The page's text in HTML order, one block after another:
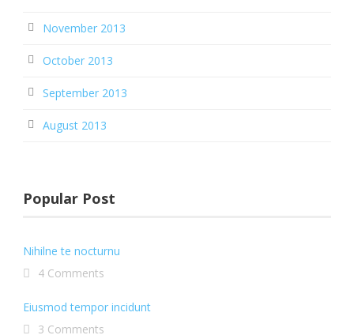
November 2013
October 2013
September 2013
August 2013
Popular Post
Nihilne te nocturnu
4 Comments
Eiusmod tempor incidunt
3 Comments